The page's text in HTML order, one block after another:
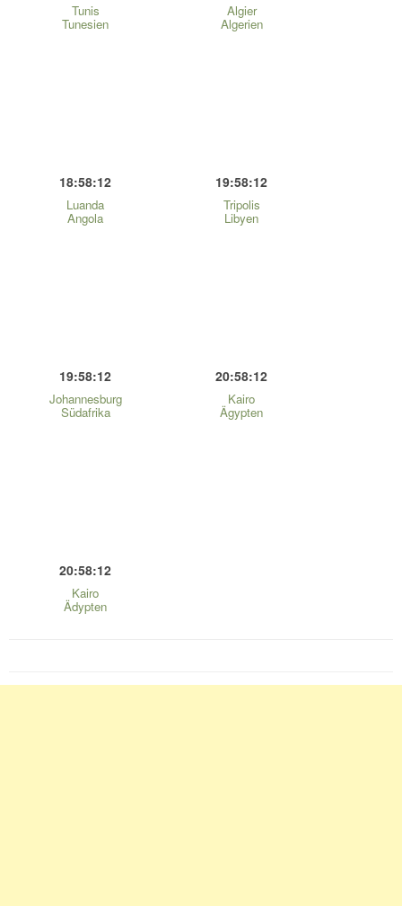
Tunis
Tunesien
Algier
Algerien
18:58:12
Luanda
Angola
19:58:12
Tripolis
Libyen
19:58:12
Johannesburg
Südafrika
20:58:12
Kairo
Ägypten
20:58:12
Kairo
Ädypten